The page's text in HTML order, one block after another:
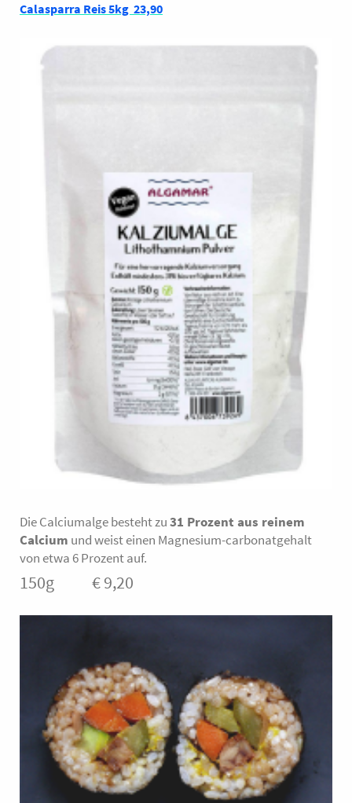
Calasparra Reis 5kg 23,90
Die Calciumalge besteht zu31 Prozent aus reinem
Calcium und weist einen Magnesium-carbonatgehalt
von etwa 6 Prozent auf.
150g € 9,20